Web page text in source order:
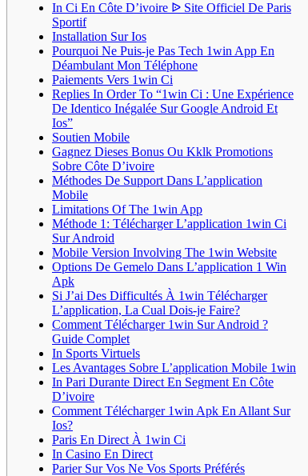
In Ci En Côte D’ivoire ᐉ Site Officiel De Paris
Sportif
Installation Sur Ios
Pourquoi Ne Puis-je Pas Tech 1win App En
Déambulant Mon Téléphone
Paiements Vers 1win Ci
Replies In Order To “1win Ci : Une Expérience
De Identico Inégalée Sur Google Android Et
Ios”
Soutien Mobile
Gagnez Dieses Bonus Ou Kklk Promotions
Sobre Côte D’ivoire
Méthodes De Support Dans L’application
Mobile
Limitations Of The 1win App
Méthode 1: Télécharger L’application 1win Ci
Sur Android
Mobile Version Involving The 1win Website
Options De Gemelo Dans L’application 1 Win
Apk
Si J’ai Des Difficultés À 1win Télécharger
L’application, La Cual Dois-je Faire?
Comment Télécharger 1win Sur Android ?
Guide Complet
In Sports Virtuels
Les Avantages Sobre L’application Mobile 1win
In Pari Durante Direct En Segment En Côte
D’ivoire
Comment Télécharger 1win Apk En Allant Sur
Ios?
Paris En Direct À 1win Ci
In Casino En Direct
Parier Sur Vos Ne Vos Sports Préférés